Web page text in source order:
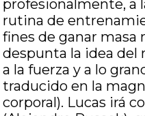
profesionalmente, a
rutina de
fines de ganar masa
despunta la idea del
a la fuerza y a lo
traducido en la
corporal). Lucas irá